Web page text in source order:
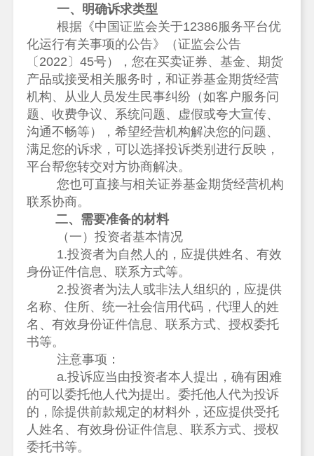
一、明确诉求类型
根据《中国证监会关于12386服务平台优
化运行有关事项的公告》 （证监会公告
〔 2022 〕45号），您在买卖证券、基金、期货
产品或接受相关服务时，和证券基金期货经营
机构、从业人员发生民事纠纷（如客户服务问
题、收费争议、系统问题、虚假或夸大宣传、
沟通不畅等），希望经营机构解决您的问题、
满足您的诉求，可以选择投诉类别进行反映，
平台帮您转交对方协商解决。
您也可直接与相关证券基金期货经营机构
联系协商。
二、需要准备的材料
（一）投资者基本情况
1.投资者为自然人的，应提供姓名、有效
身份证件信息、联系方式等。
2.投资者为法人或非法人组织的，应提供
名称、住所、统一社会信用代码，代理人的姓
名、有效身份证件信息、联系方式、授权委托
书等。
注意事项：
a.投诉应当由投资者本人提出，确有困难
的可以委托他人代为提出。委托他人代为投诉
的，除提供前款规定的材料外，还应提供受托
人姓名、有效身份证件信息、联系方式、授权
委托书等。